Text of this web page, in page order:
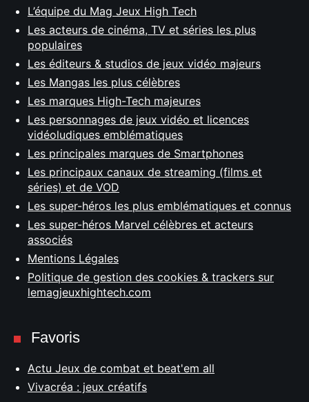
L’équipe du Mag Jeux High Tech
Les acteurs de cinéma, TV et séries les plus
populaires
Les éditeurs & studios de jeux vidéo majeurs
Les Mangas les plus célèbres
Les marques High-Tech majeures
Les personnages de jeux vidéo et licences
vidéoludiques emblématiques
Les principales marques de Smartphones
Les principaux canaux de streaming (films et
séries) et de VOD
Les super-héros les plus emblématiques et connus
Les super-héros Marvel célèbres et acteurs
associés
Mentions Légales
Politique de gestion des cookies & trackers sur
lemagjeuxhightech.com
Favoris
Actu Jeux de combat et beat'em all
Vivacréa : jeux créatifs